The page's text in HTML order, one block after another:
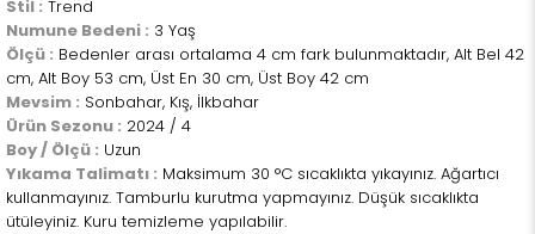
Stil : Trend
Numune Bedeni : 3 Yaş
Ölçü : Bedenler arası ortalama 4 cm fark bulunmaktadır, Alt Bel 42
cm, Alt Boy 53 cm, Üst En 30 cm, Üst Boy 42 cm
Mevsim : Sonbahar, Kış, İlkbahar
Ürün Sezonu : 2024 / 4
Boy / Ölçü : Uzun
Yıkama Talimatı : Maksimum 30 °C sıcaklıkta yıkayınız. Ağartıcı
kullanmayınız. Tamburlu kurutma yapmayınız. Düşük sıcaklıkta
ütüleyiniz. Kuru temizleme yapılabilir.